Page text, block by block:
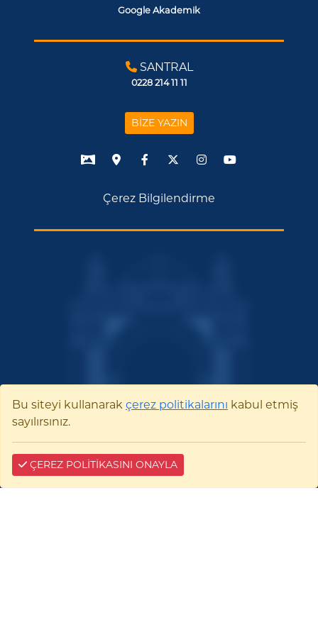
Google Akademik
SANTRAL
0228 214 11 11
BİZE YAZIN
Çerez Bilgilendirme
Bu siteyi kullanarak çerez politikalarını kabul etmiş
sayılırsınız.
ÇEREZ POLİTİKASINI ONAYLA